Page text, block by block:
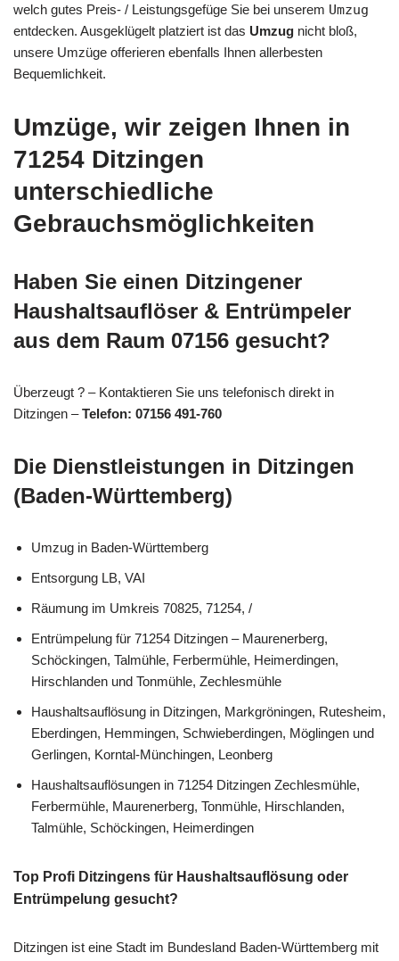
welch gutes Preis- / Leistungsgefüge Sie bei unserem Umzug
entdecken. Ausgeklügelt platziert ist das Umzug nicht bloß,
unsere Umzüge offerieren ebenfalls Ihnen allerbesten
Bequemlichkeit.
Umzüge, wir zeigen Ihnen in
71254 Ditzingen
unterschiedliche
Gebrauchsmöglichkeiten
Haben Sie einen Ditzingener
Haushaltsauflöser & Entrümpeler
aus dem Raum 07156 gesucht?
Überzeugt ? – Kontaktieren Sie uns telefonisch direkt in
Ditzingen –Telefon: 07156 491-760
Die Dienstleistungen in Ditzingen
(Baden-Württemberg)
Umzug in Baden-Württemberg
Entsorgung LB, VAI
Räumung im Umkreis 70825, 71254, /
Entrümpelung für 71254 Ditzingen – Maurenerberg,
Schöckingen, Talmühle, Ferbermühle, Heimerdingen,
Hirschlanden und Tonmühle, Zechlesmühle
Haushaltsauflösung in Ditzingen, Markgröningen, Rutesheim,
Eberdingen, Hemmingen, Schwieberdingen, Möglingen und
Gerlingen, Korntal-Münchingen, Leonberg
Haushaltsauflösungen in 71254 Ditzingen Zechlesmühle,
Ferbermühle, Maurenerberg, Tonmühle, Hirschlanden,
Talmühle, Schöckingen, Heimerdingen
Top Profi Ditzingens für Haushaltsauflösung oder
Entrümpelung gesucht?
Ditzingen ist eine Stadt im Bundesland Baden-Württemberg mit